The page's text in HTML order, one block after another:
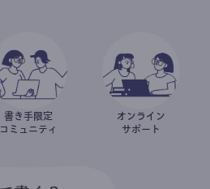
書き手限定
コミュニティ
オンライン
サポート